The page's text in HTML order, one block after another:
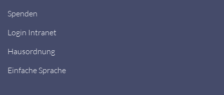
Spenden
Login Intranet
Hausordnung
Einfache Sprache